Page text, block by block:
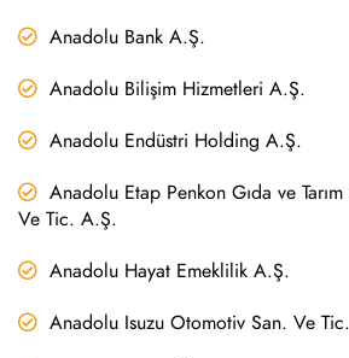
Anadolu Bank A.Ş.
Anadolu Bilişim Hizmetleri A.Ş.
Anadolu Endüstri Holding A.Ş.
Anadolu Etap Penkon Gıda ve
Ve Tic. A.Ş.
Anadolu Hayat Emeklilik A.Ş.
Anadolu Isuzu Otomotiv San. Ve